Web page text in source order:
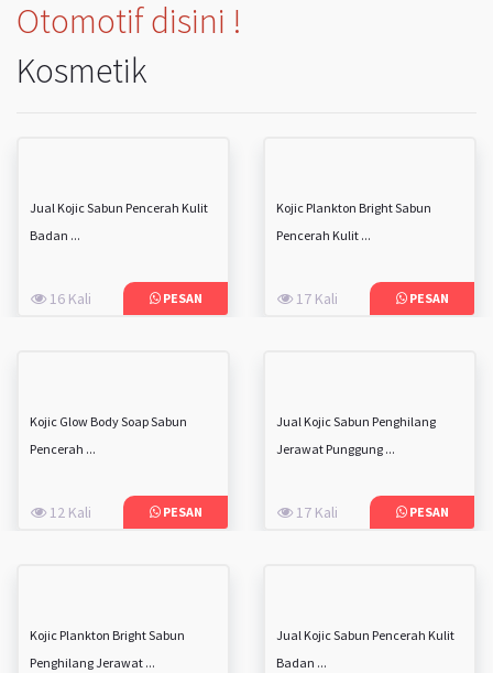
Otomotif disini !
Kosmetik
Jual Kojic Sabun Pencerah Kulit
Badan ...
16 Kali PESAN
Kojic Plankton Bright Sabun
Pencerah Kulit ...
17 Kali PESAN
Kojic Glow Body Soap Sabun
Pencerah ...
12 Kali PESAN
Jual Kojic Sabun Penghilang
Jerawat Punggung ...
17 Kali PESAN
Kojic Plankton Bright Sabun
Penghilang Jerawat ...
Jual Kojic Sabun Pencerah Kulit
Badan ...